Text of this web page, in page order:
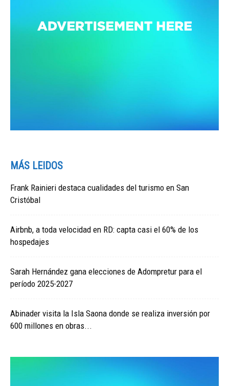
MÁS LEIDOS
Frank Rainieri destaca cualidades del turismo en San
Cristóbal
Airbnb, a toda velocidad en RD: capta casi el 60% de los
hospedajes
Sarah Hernández gana elecciones de Adompretur para el
período 2025-2027
Abinader visita la Isla Saona donde se realiza inversión por
600 millones en obras...